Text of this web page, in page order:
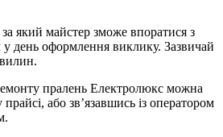
який майстер зможе впоратися з
день оформлення виклику. Зазвичай
пралень Електролюкс можна
або зв’язавшись із оператором